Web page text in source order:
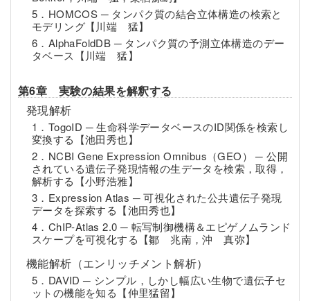
5．HOMCOS ─ タンパク質の結合立体構造の検索と
モデリング【川端 猛】
6．AlphaFoldDB ─ タンパク質の予測立体構造のデー
タベース【川端 猛】
第6章 実験の結果を解釈する
発現解析
1．TogoID ─ 生命科学データベースのID関係を検索し
変換する【池田秀也】
2．NCBI Gene Expression Omnibus（GEO） ─ 公開
されている遺伝子発現情報の生データを検索，取得，
解析する【小野浩雅】
3．Expression Atlas ─ 可視化された公共遺伝子発現
データを探索する【池田秀也】
4．ChIP-Atlas 2.0 ─ 転写制御機構＆エピゲノムランド
スケープを可視化する【鄒 兆南，沖 真弥】
機能解析（エンリッチメント解析）
5．DAVID ─ シンプル，しかし幅広い生物で遺伝子セ
ットの機能を知る【仲里猛留】